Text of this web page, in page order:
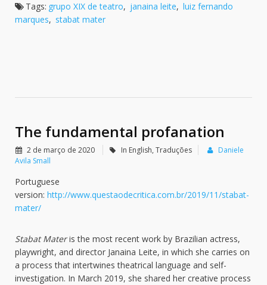
Tags: grupo XIX de teatro, janaina leite, luiz fernando
marques, stabat mater
The fundamental profanation
2 de março de 2020 In English, Traduções
Daniele
Avila Small
Portuguese
version: http://www.questaodecritica.com.br/2019/11/stabat-
mater/
Stabat Materis the most recent work by Brazilian actress,
playwright, and director Janaina Leite, in which she carries on
a process that intertwines theatrical language and self-
investigation. In March 2019, she shared her creative process